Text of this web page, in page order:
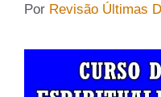
Por Revisão Últimas